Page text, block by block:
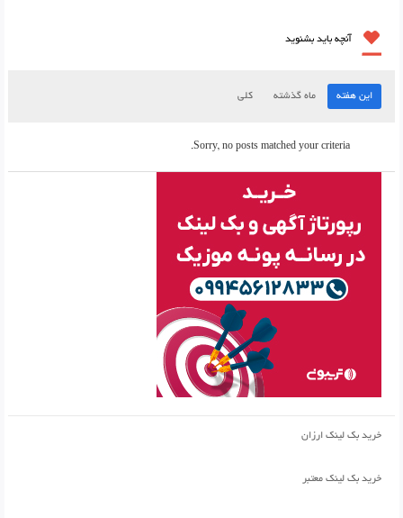
آنچه باید بشنوید
این هفته ماه گذشته کلی
Sorry, no posts matched your criteria.
خرید بک لینک ارزان
خرید بک لینک معتبر